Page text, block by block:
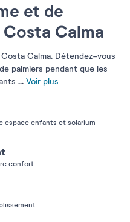
et de
Calma
Calma. Détendez-vous
palmiers pendant que les
... Voir plus
espace enfants et solarium
confort